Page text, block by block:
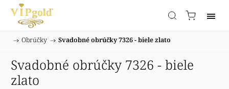
/ Obrúčky / Svadobné obrúčky 7326 - biele zlato
Svadobné obrúčky 7326 - biele
zlato